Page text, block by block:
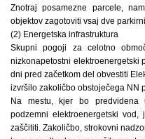
Znotraj posamezne parcele,
objektov zagotoviti vsaj dve parkirni
(2) Energetska infrastruktura
Skupni pogoji za celotno
nizkonapetostni elektroenergetski
dni pred začetkom del obvestiti
izvršilo zakoličbo obstoječega NN
Na mestu, kjer bo predvidena
podzemni elektroenergetski
zaščititi. Zakoličbo, strokovni